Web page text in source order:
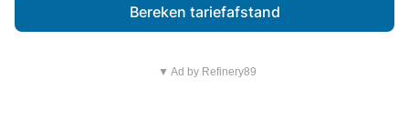
Bereken tariefafstand
▼ Ad by Refinery89